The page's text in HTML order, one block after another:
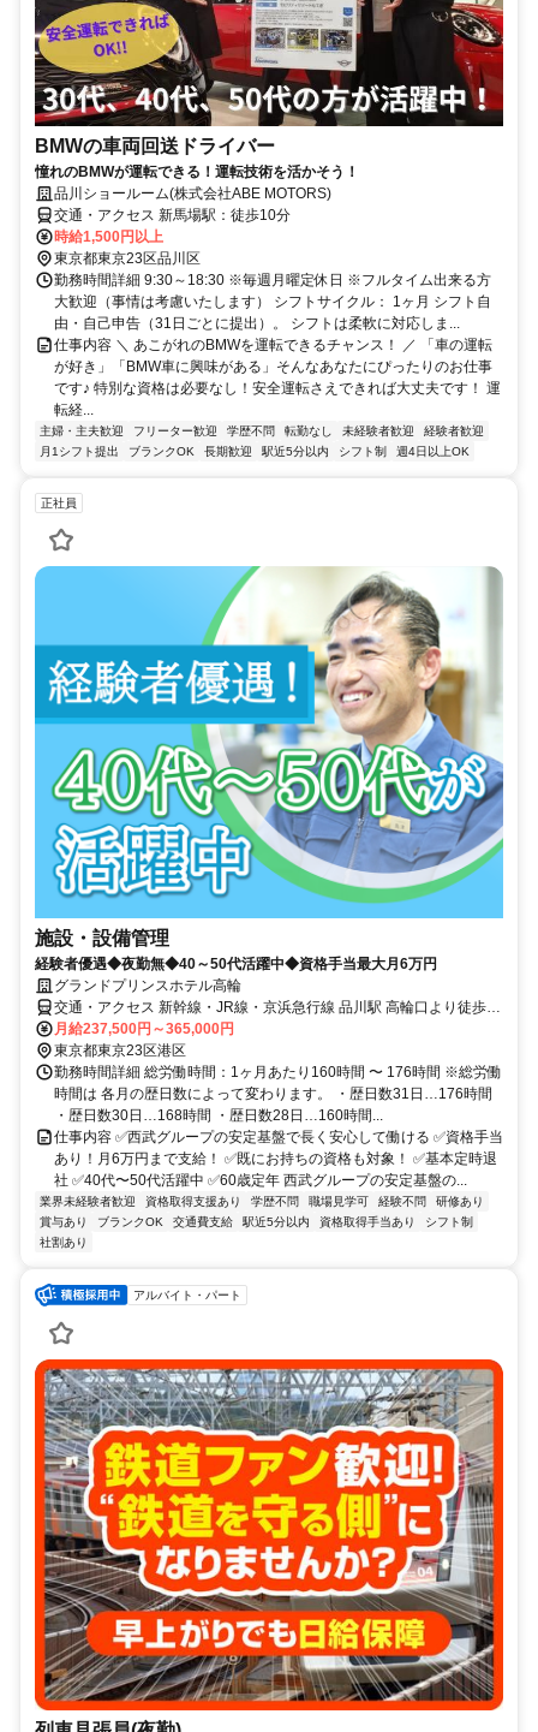
BMWの車両回送ドライバー
憧れのBMWが運転できる！運転技術を活かそう！
品川ショールーム(株式会社ABE MOTORS)
交通・アクセス 新馬場駅：徒歩10分
時給1,500円以上
東京都東京23区品川区
勤務時間詳細 9:30～18:30 ※毎週月曜定休日 ※フルタイム出来る方
大歓迎（事情は考慮いたします） シフトサイクル： 1ヶ月 シフト自
由・自己申告（31日ごとに提出）。 シフトは柔軟に対応しま...
仕事内容 ＼ あこがれのBMWを運転できるチャンス！ ／ 「車の運転
が好き」「BMW車に興味がある」そんなあなたにぴったりのお仕事
です♪ 特別な資格は必要なし！安全運転さえできれば大丈夫です！ 運
転経...
主婦・主夫歓迎 フリーター歓迎 学歴不問 転勤なし 未経験者歓迎
経験者歓迎
月1シフト提出
ブランクOK 長期歓迎 駅近5分以内 シフト制 週4日以上OK
正社員
施設・設備管理
経験者優遇◆夜勤無◆40～50代活躍中◆資格手当最大月6万円
グランドプリンスホテル高輪
交通・アクセス 新幹線・JR線・京浜急行線 品川駅 高輪口より徒歩5
分／都営地下鉄浅草線 高輪台駅 A1出口より徒歩約3分
月給237,500円～365,000円
東京都東京23区港区
勤務時間詳細 総労働時間：1ヶ月あたり160時間 〜 176時間 ※総労働
時間は 各月の歴日数によって変わります。 ・歴日数31日…176時間
・歴日数30日…168時間 ・歴日数28日…160時間...
仕事内容 ✅西武グループの安定基盤で長く安心して働ける ✅資格手当
あり！月6万円まで支給！ ✅既にお持ちの資格も対象！ ✅基本定時退
社 ✅40代〜50代活躍中 ✅60歳定年 西武グループの安定基盤の...
業界未経験者歓迎 資格取得支援あり 学歴不問 職場見学可 経験不問
研修あり
賞与あり
ブランクOK 交通費支給 駅近5分以内 資格取得手当あり
シフト制
社割あり
アルバイト・パート